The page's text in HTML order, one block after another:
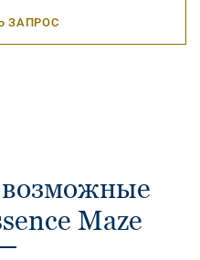
ЗАПРОС
Maze